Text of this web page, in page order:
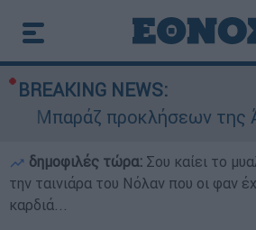
BREAKING NEWS:
Μπαράζ προκλήσεων της
δημοφιλές τώρα: Σου καίει το
την ταινιάρα του Νόλαν που οι φαν
καρδιά...